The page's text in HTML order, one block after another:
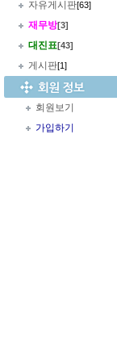
자유게시판[63]
재무방[3]
대진표[43]
게시판[1]
회원보기
가입하기